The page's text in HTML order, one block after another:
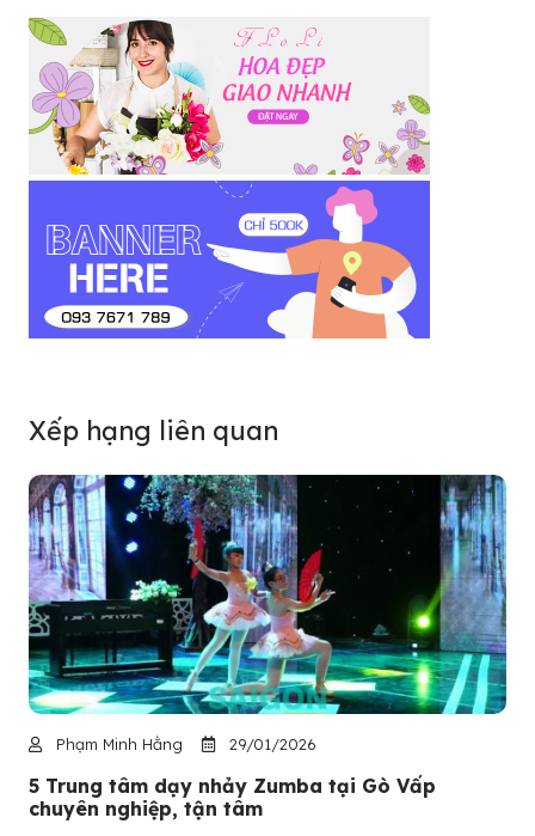
Xếp hạng liên quan
Phạm Minh Hằng 29/01/2026
5 Trung tâm dạy nhảy Zumba tại Gò Vấp
chuyên nghiệp, tận tâm